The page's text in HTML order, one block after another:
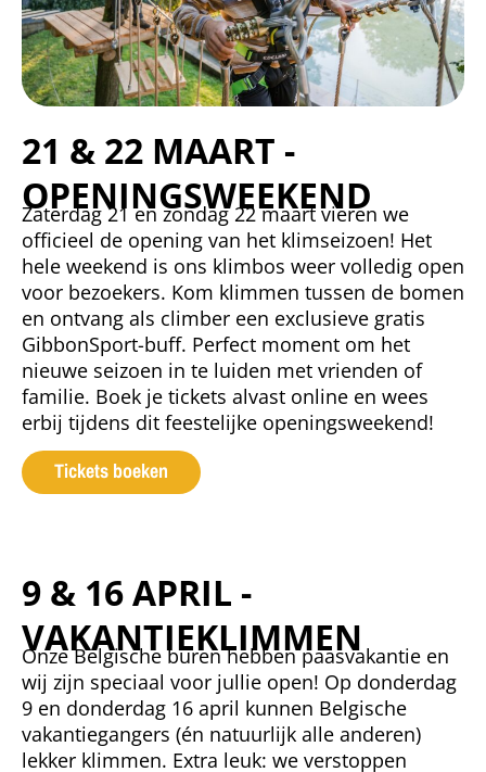
21 & 22 MAART -
OPENINGSWEEKEND
Zaterdag 21 en zondag 22 maart vieren we
officieel de opening van het klimseizoen! Het
hele weekend is ons klimbos weer volledig open
voor bezoekers. Kom klimmen tussen de bomen
en ontvang als climber een exclusieve gratis
GibbonSport-buff. Perfect moment om het
nieuwe seizoen in te luiden met vrienden of
familie. Boek je tickets alvast online en wees
erbij tijdens dit feestelijke openingsweekend!
Tickets boeken
9 & 16 APRIL -
VAKANTIEKLIMMEN
Onze Belgische buren hebben paasvakantie en
wij zijn speciaal voor jullie open! Op donderdag
9 en donderdag 16 april kunnen Belgische
vakantiegangers (én natuurlijk alle anderen)
lekker klimmen. Extra leuk: we verstoppen